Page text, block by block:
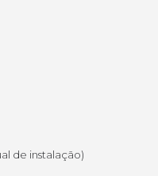
de instalação)